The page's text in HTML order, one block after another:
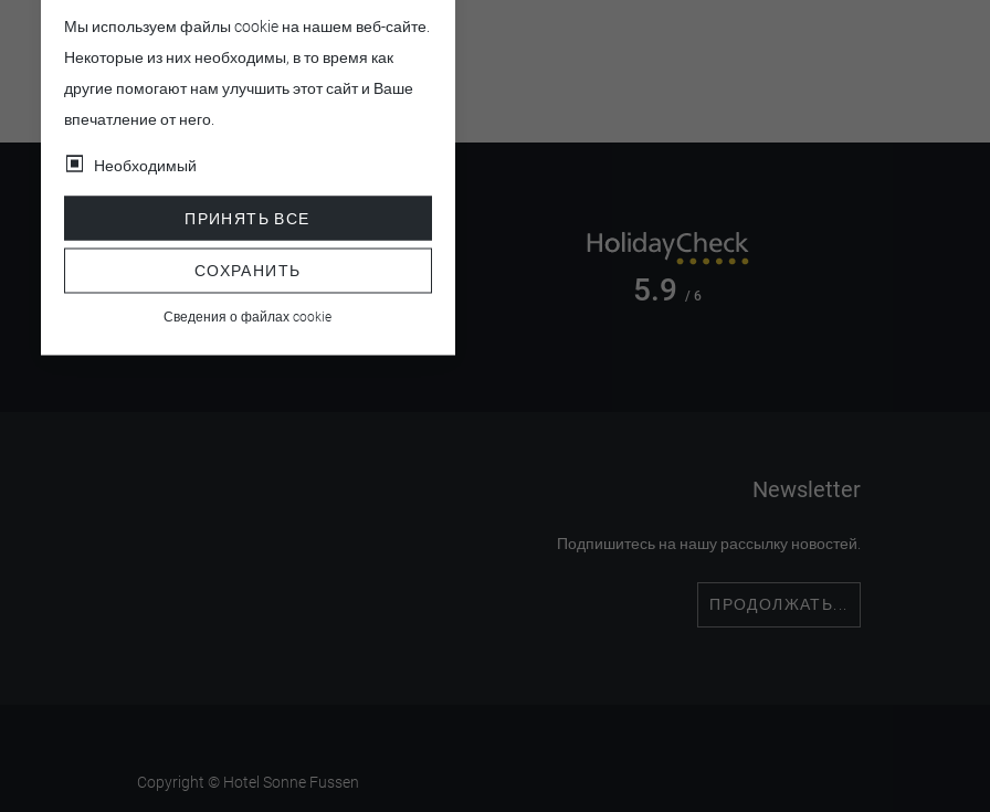
Артикул:36296
4.5/ 5 5.9 / 6
Newsletter
Подпишитесь на нашу рассылку новостей.
ПРОДОЛЖАТЬ...
Copyright © Hotel Sonne Fussen
Мы используем файлы cookie на нашем веб-сайте.
Некоторые из них необходимы, в то время как
другие помогают нам улучшить этот сайт и Ваше
впечатление от него.
Необходимый
ПРИНЯТЬ ВСЕ
СОХРАНИТЬ
Сведения о файлах cookie